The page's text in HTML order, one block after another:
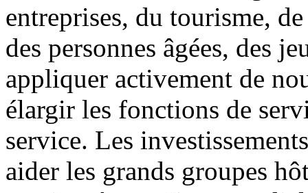
entreprises, du tourisme,
des personnes âgées, des
appliquer activement de
élargir les fonctions de
service. Les
aider les grands groupes